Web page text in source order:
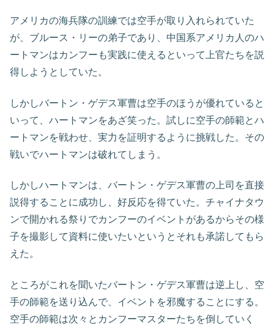
アメリカの海兵隊の訓練では空手が取り入れられていた
が、ブルース・リーの弟子であり、中国系アメリカ人のハ
ートマンはカンフーも実践に使えるといって上官たちを説
得しようとしていた。
しかしバートン・ゲデス軍曹は空手のほうが優れていると
いって、ハートマンをあざ笑った。試しに空手の師範とハ
ートマンを戦わせ、実力を証明するように挑戦した。その
戦いでハートマンは破れてしまう。
しかしハートマンは、バートン・ゲデス軍曹の上司を直接
説得することに成功し、好反応を得ていた。チャイナタウ
ンで開かれる祭りでカンフーのイベントがあるからその様
子を撮影して資料に使いたいというとそれも承諾してもら
えた。
ところがこれを聞いたバートン・ゲデス軍曹は逆上し、空
手の師範を送り込んで、イベントを邪魔することにする。
空手の師範は次々とカンフーマスターたちを倒していく